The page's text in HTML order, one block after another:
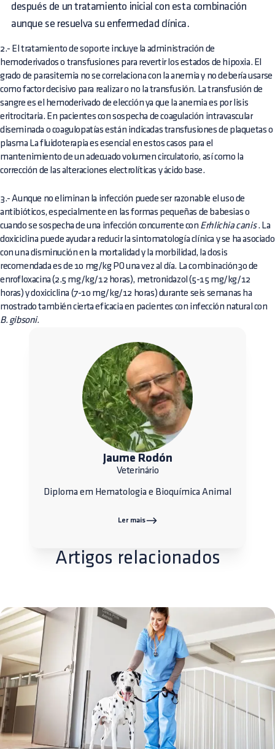
después de un tratamiento inicial con esta combinación
aunque se resuelva su enfermedad clínica.
2.- El tratamiento de soporte incluye la administración de
hemoderivados o transfusiones para revertir los estados de hipoxia. El
grado de parasitemia no se correlaciona con la anemia y no debería usarse
como factor decisivo para realizar o no la transfusión. La transfusión de
sangre es el hemoderivado de elección ya que la anemia es por lisis
eritrocitaria. En pacientes con sospecha de coagulación intravascular
diseminada o coagulopatías están indicadas transfusiones de plaquetas o
plasma La fluidoterapia es esencial en estos casos para el
mantenimiento de un adecuado volumen circulatorio, así como la
corrección de las alteraciones electrolíticas y ácido base.
3.- Aunque no eliminan la infección puede ser razonable el uso de
antibióticos, especialmente en las formas pequeñas de babesias o
cuando se sospecha de una infección concurrente con Erhlichia canis. La
doxiciclina puede ayudar a reducir la sintomatología clínica y se ha asociado
con una disminución en la mortalidad y la morbilidad, la dosis
recomendada es de 10 mg/kg PO una vez al día. La combinación30 de
enrofloxacina (2.5 mg/kg/12 horas), metronidazol (5-15 mg/kg/12
horas) y doxiciclina (7-10 mg/kg/12 horas) durante seis semanas ha
mostrado también cierta eficacia en pacientes con infección natural con
B. gibsoni.
Jaume Rodón
Veterinário
Diploma em Hematologia e Bioquímica Animal
Ler mais
Artigos relacionados